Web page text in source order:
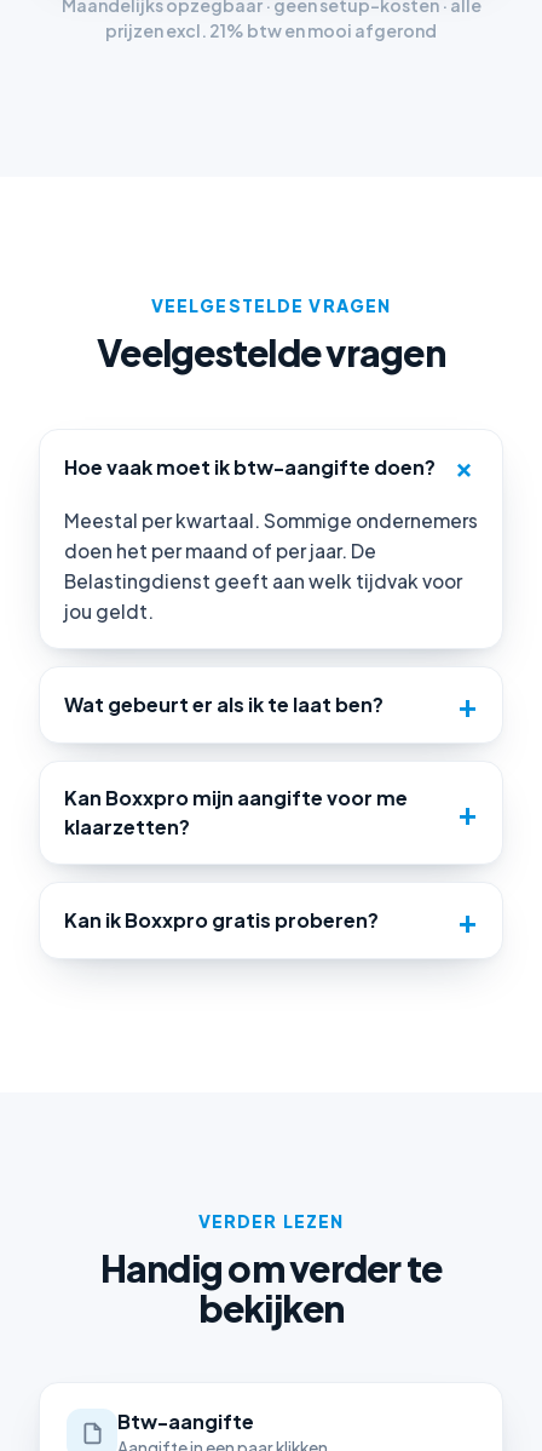
prijzen excl. 21% btw en mooi afgerond
VEELGESTELDE VRAGEN
Veelgestelde vragen
Hoe vaak moet ik btw-aangifte doen?
Meestal per kwartaal. Sommige ondernemers
doen het per maand of per jaar. De
Belastingdienst geeft aan welk tijdvak voor
jou geldt.
Wat gebeurt er als ik te laat ben?
Kan Boxxpro mijn aangifte voor me
klaarzetten?
Kan ik Boxxpro gratis proberen?
VERDER LEZEN
Handig om verder te
bekijken
Btw-aangifte